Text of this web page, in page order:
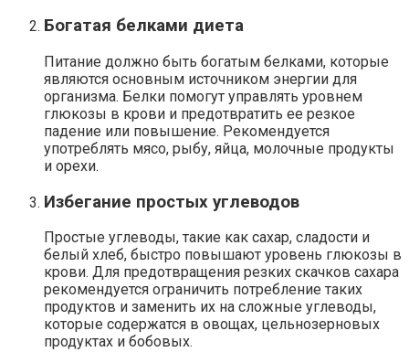
Богатая белками диета
Питание должно быть богатым белками, которые
являются основным источником энергии для
организма. Белки помогут управлять уровнем
глюкозы в крови и предотвратить ее резкое
падение или повышение. Рекомендуется
употреблять мясо, рыбу, яйца, молочные продукты
и орехи.
Избегание простых углеводов
Простые углеводы, такие как сахар, сладости и
белый хлеб, быстро повышают уровень глюкозы в
крови. Для предотвращения резких скачков сахара
рекомендуется ограничить потребление таких
продуктов и заменить их на сложные углеводы,
которые содержатся в овощах, цельнозерновых
продуктах и бобовых.